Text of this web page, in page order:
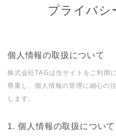
プライバシ
個人情報の取扱について
株式会社TAGは当サイトをご利用
尊重し、個人情報の管理に細心の
します。
個人情報の取扱について